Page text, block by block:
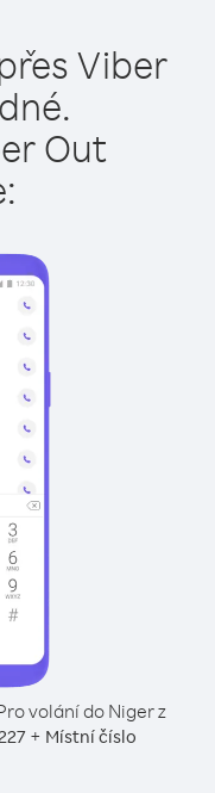
Viber
Out
volání do Niger z
+ Místní číslo